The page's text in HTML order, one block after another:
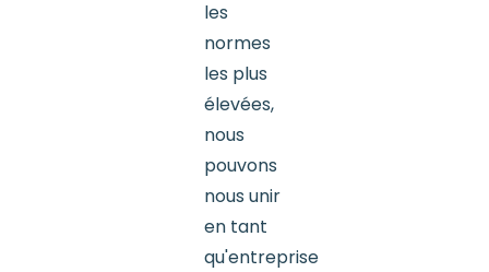
les
normes
les plus
élevées,
nous
pouvons
nous unir
en tant
qu'entreprise